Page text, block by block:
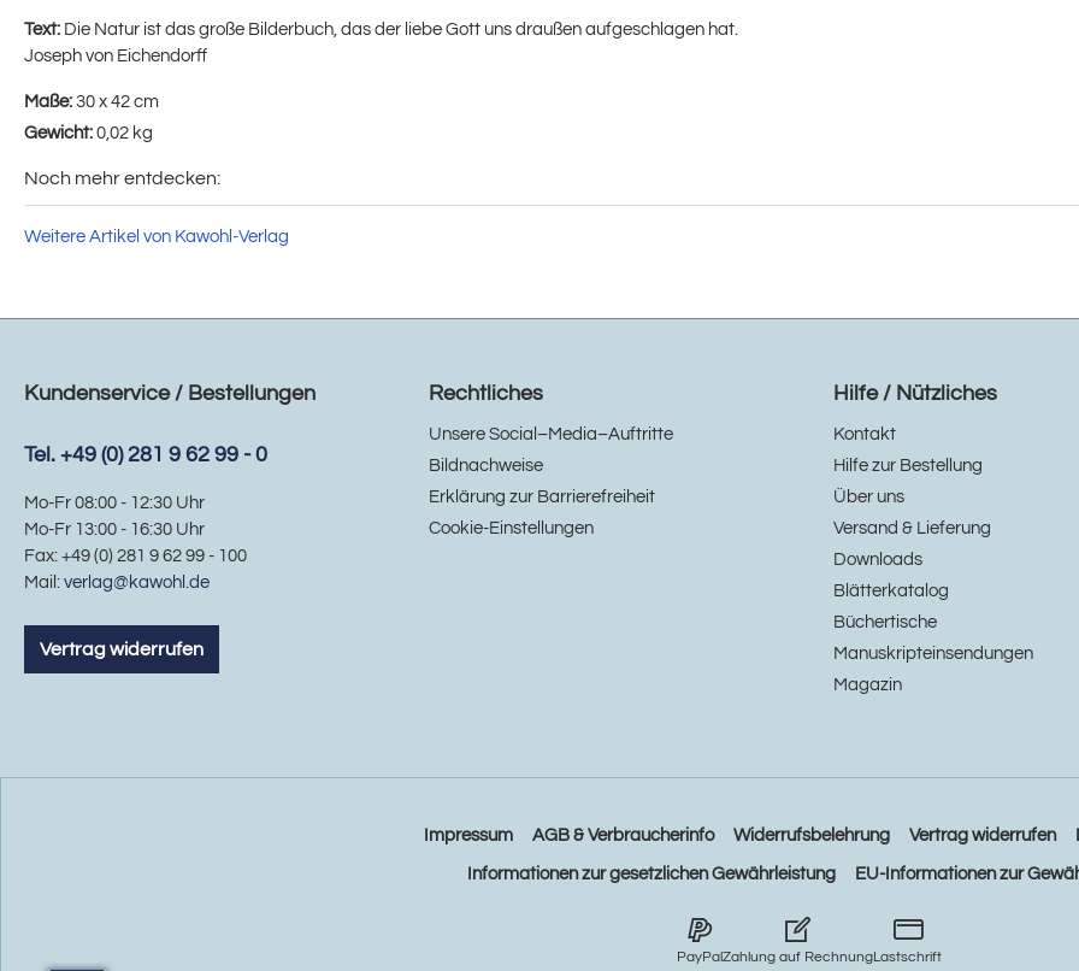
Text: Die Natur ist das große Bilderbuch, das der liebe Gott uns draußen aufgeschlagen hat.
Joseph von Eichendorff
Maße: 30 x 42 cm
Gewicht: 0,02 kg
Noch mehr entdecken:
Weitere Artikel von Kawohl-Verlag
Kundenservice / Bestellungen
Tel. +49 (0) 281 9 62 99 - 0
Mo-Fr 08:00 - 12:30 Uhr
Mo-Fr 13:00 - 16:30 Uhr
Fax: +49 (0) 281 9 62 99 - 100
Mail: verlag@kawohl.de
Vertrag widerrufen
Rechtliches
Unsere Social–Media–Auftritte
Bildnachweise
Erklärung zur Barrierefreiheit
Cookie-Einstellungen
Hilfe / Nützliches
Kontakt
Hilfe zur Bestellung
Über uns
Versand & Lieferung
Downloads
Blätterkatalog
Büchertische
Manuskripteinsendungen
Magazin
Impressum AGB & Verbraucherinfo Widerrufsbelehrung Vertrag widerrufen
Informationen zur gesetzlichen Gewährleistung EU-Informationen zur
PayPalZahlung auf RechnungLastschrift